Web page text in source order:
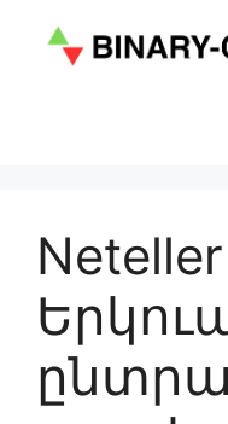
Neteller